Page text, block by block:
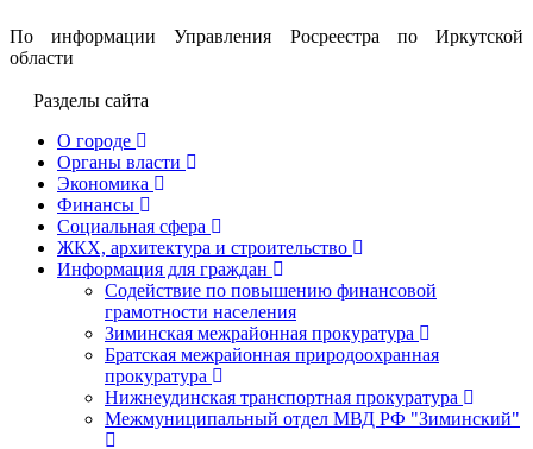
По информации Управления Росреестра по Иркутской
области
Разделы сайта
О городе
Органы власти
Экономика
Финансы
Социальная сфера
ЖКХ, архитектура и строительство
Информация для граждан
Содействие по повышению финансовой
грамотности населения
Зиминская межрайонная прокуратура
Братская межрайонная природоохранная
прокуратура
Нижнеудинская транспортная прокуратура
Межмуниципальный отдел МВД РФ "Зиминский"